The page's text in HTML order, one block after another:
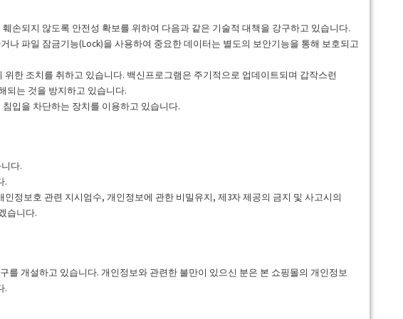
손되지 않도록 안전성 확보를 위하여 다음과 같은 기술적 대책을 강구하고 있습니다.
파일 잠금기능(Lock)을 사용하여 중요한 데이터는 별도의 보안기능을 통해 보호되고
한 조치를 취하고 있습니다. 백신프로그램은 주기적으로 업데이트되며 갑작스런
되는 것을 방지하고 있습니다.
입을 차단하는 장치를 이용하고 있습니다.
다.
.
정보호 관련 지시엄수, 개인정보에 관한 비밀유지, 제3자 제공의 금지 및 사고시의
습니다.
개설하고 있습니다. 개인정보와 관련한 불만이 있으신 분은 본 쇼핑몰의 개인정보
.